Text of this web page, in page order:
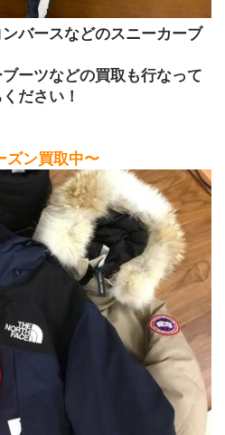
バースなどのスニーカーブ
ーツなどの買取も行なって
ださい！
ズン買取中〜